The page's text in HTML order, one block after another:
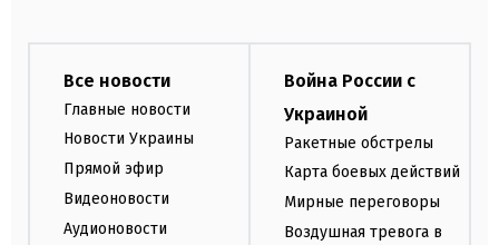
Все новости
Главные новости
Новости Украины
Прямой эфир
Видеоновости
Аудионовости
Война России с
Украиной
Ракетные обстрелы
Карта боевых действий
Мирные переговоры
Воздушная тревога в